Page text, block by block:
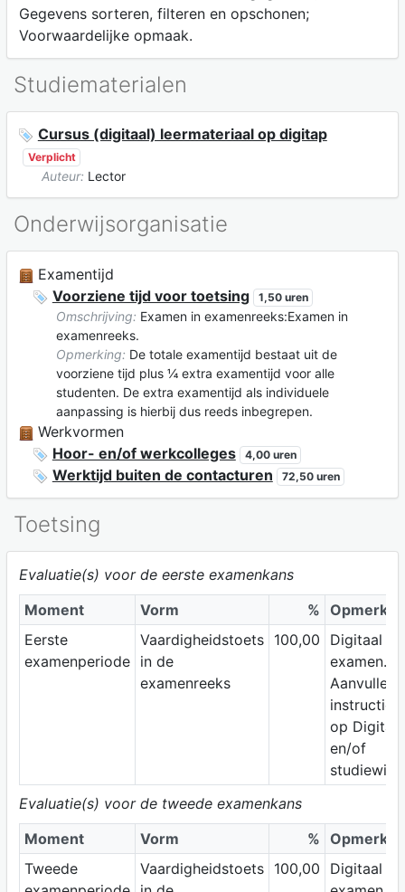
Gegevens sorteren, filteren en opschonen;
Voorwaardelijke opmaak.
Studiematerialen
Cursus (digitaal) leermateriaal op digitap
Verplicht
Auteur: Lector
Onderwijsorganisatie
Examentijd
Voorziene tijd voor toetsing
1,50 uren
Omschrijving: Examen in examenreeks:Examen in
examenreeks.
Opmerking: De totale examentijd bestaat uit de
voorziene tijd plus ¼ extra examentijd voor alle
studenten. De extra examentijd als individuele
aanpassing is hierbij dus reeds inbegrepen.
Werkvormen
Hoor- en/of werkcolleges
4,00 uren
Werktijd buiten de contacturen 72,50 uren
Toetsing
Evaluatie(s) voor de eerste examenkans
Moment
Vorm %
Eerste
examenperiode
Vaardigheidstoets
in de
examenreeks
100,00
Digitaal
examen.
instructies
op Digitap
en/of
Evaluatie(s) voor de tweede examenkans
Moment
Vorm %
Tweede
Vaardigheidstoets
100,00
Digitaal